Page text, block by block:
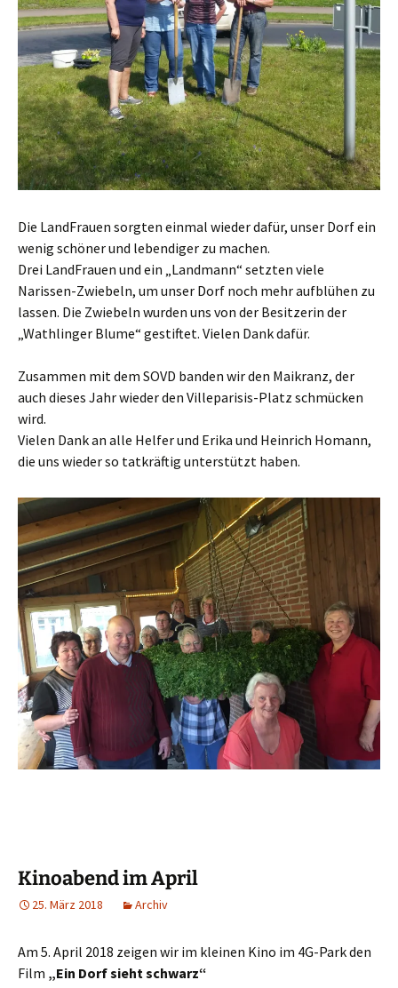
Die LandFrauen sorgten einmal wieder dafür, unser Dorf ein
wenig schöner und lebendiger zu machen.
Drei LandFrauen und ein „Landmann“ setzten viele
Narissen-Zwiebeln, um unser Dorf noch mehr aufblühen zu
lassen. Die Zwiebeln wurden uns von der Besitzerin der
„Wathlinger Blume“ gestiftet. Vielen Dank dafür.
Zusammen mit dem SOVD banden wir den Maikranz, der
auch dieses Jahr wieder den Villeparisis-Platz schmücken
wird.
Vielen Dank an alle Helfer und Erika und Heinrich Homann,
die uns wieder so tatkräftig unterstützt haben.
Kinoabend im April
25. März 2018 Archiv
Am 5. April 2018 zeigen wir im kleinen Kino im 4G-Park den
Film „Ein Dorf sieht schwarz“